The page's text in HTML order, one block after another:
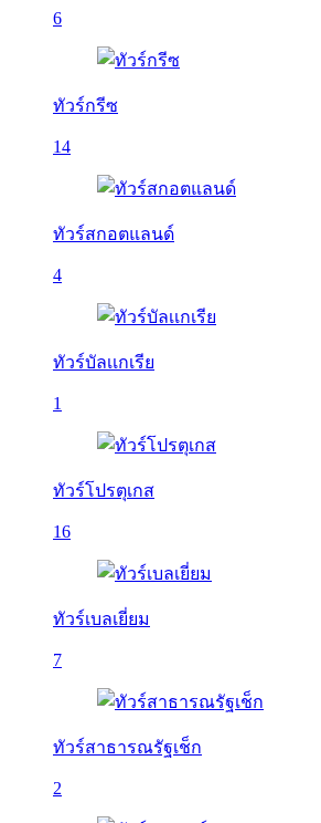
6
ทัวร์กรีซ
14
ทัวร์สกอตแลนด์
4
ทัวร์บัลเเกเรีย
1
ทัวร์โปรตุเกส
16
ทัวร์เบลเยี่ยม
7
ทัวร์สาธารณรัฐเช็ก
2